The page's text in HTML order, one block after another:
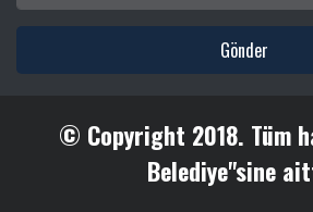
Gönder
© Copyright 2018. Tüm
Belediye"sine